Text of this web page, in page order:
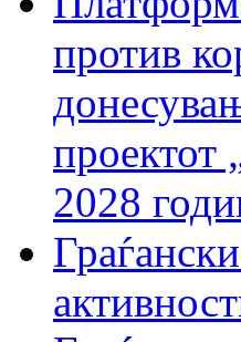
против
проектот
2028